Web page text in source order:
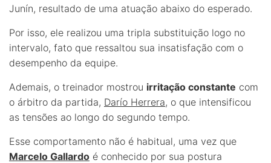
Junín, resultado de uma atuação abaixo do esperado.
Por isso, ele realizou uma tripla substituição logo no
intervalo, fato que ressaltou sua insatisfação com o
desempenho da equipe.
Ademais, o treinador mostrou irritação constante com
o árbitro da partida, Darío Herrera, o que intensificou
as tensões ao longo do segundo tempo.
Esse comportamento não é habitual, uma vez que
Marcelo Gallardo é conhecido por sua postura